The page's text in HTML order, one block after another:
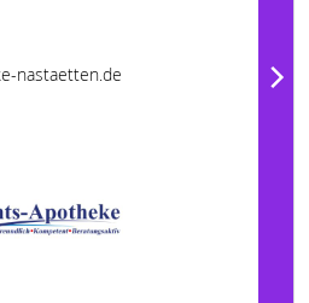
nastaetten.de